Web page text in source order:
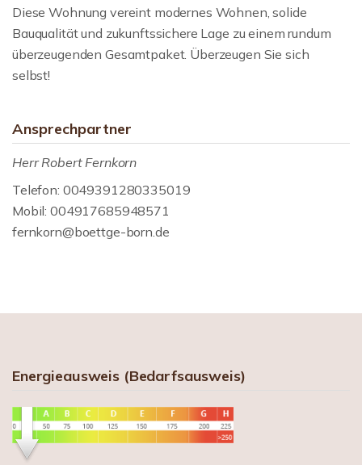
Diese Wohnung vereint modernes Wohnen, solide
Bauqualität und zukunftssichere Lage zu einem rundum
überzeugenden Gesamtpaket. Überzeugen Sie sich
selbst!
Ansprechpartner
Herr Robert Fernkorn
Telefon: 0049391280335019
Mobil: 004917685948571
fernkorn@boettge-born.de
Energieausweis (Bedarfsausweis)